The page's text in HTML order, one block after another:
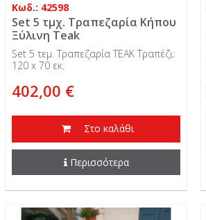
Κωδ.: 42598
Set 5 τμχ. Τραπεζαρία Κήπου
Ξύλινη Teak
Set 5 τεμ. Τραπεζαρία TEAK Τραπέζι:
120 x 70 εκ.
402,00 €
Στο καλάθι
Περισσότερα